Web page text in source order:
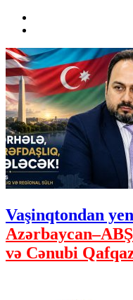
Vaşinqtondan
və Cənubi